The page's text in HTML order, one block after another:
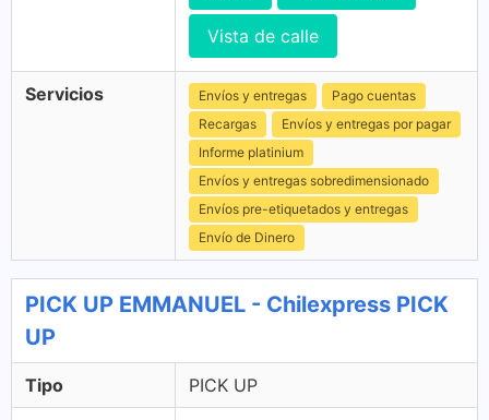
Vista de calle
Servicios Envíos y entregas
Pago cuentas
Recargas
Envíos y entregas por pagar
Informe platinium
Envíos y entregas sobredimensionado
Envíos pre-etiquetados y entregas
Envío de Dinero
PICK UP EMMANUEL - Chilexpress PICK
UP
Tipo PICK UP